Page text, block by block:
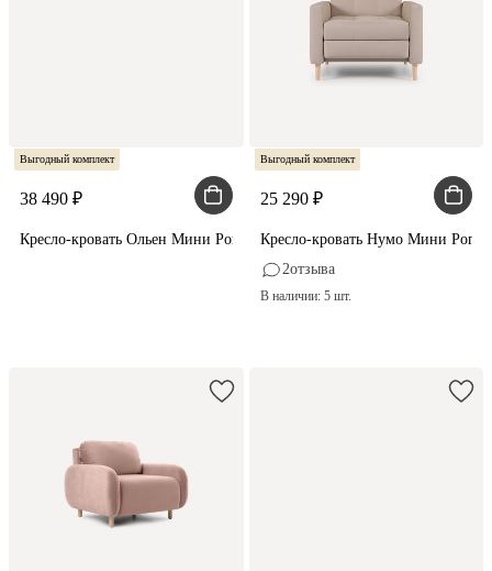
Выгодный комплект
38 490
Кресло-кровать Ольен Мини Рогожка Синий
Выгодный комплект
25 290
Кресло-кровать Нумо Мини
2отзыва
В наличии: 5 шт.